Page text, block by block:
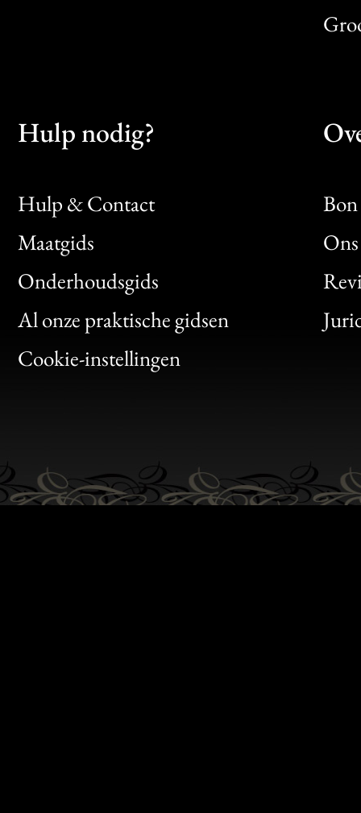
Hulp nodig?
Hulp & Contact
Maatgids
Onderhoudsgids
Al onze praktische gidsen
Cookie-instellingen
Bon
Clic